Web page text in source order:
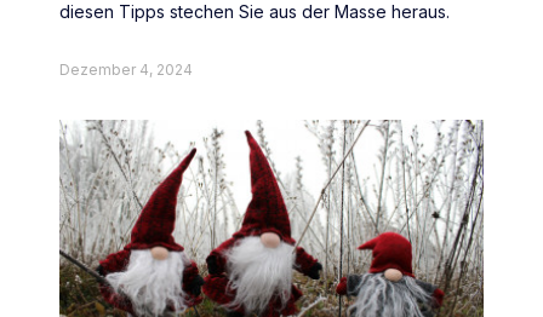
diesen Tipps stechen Sie aus der Masse heraus.
Dezember 4, 2024